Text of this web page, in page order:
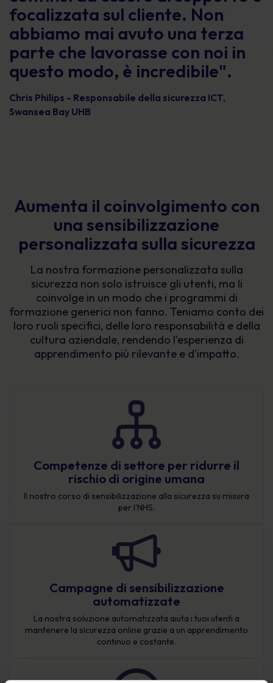
focalizzata sul cliente. Non
abbiamo mai avuto una terza
parte che lavorasse con noi in
questo modo, è incredibile".
Chris Philips - Responsabile della sicurezza ICT,
Swansea Bay UHB
Aumenta il coinvolgimento con
una sensibilizzazione
personalizzata sulla sicurezza
La nostra formazione personalizzata sulla
sicurezza non solo istruisce gli utenti, ma li
coinvolge in un modo che i programmi di
formazione generici non fanno. Teniamo conto dei
loro ruoli specifici, delle loro responsabilità e della
cultura aziendale, rendendo l'esperienza di
apprendimento più rilevante e d'impatto.
Competenze di settore per ridurre il
rischio di origine umana
Il nostro corso di sensibilizzazione alla sicurezza su misura
per l'NHS.
Campagne di sensibilizzazione
automatizzate
La nostra soluzione automatizzata aiuta i tuoi utenti a
mantenere la sicurezza online grazie a un apprendimento
continuo e costante.